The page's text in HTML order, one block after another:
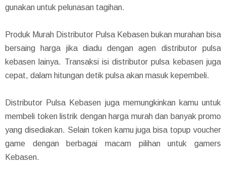
gunakan untuk pelunasan tagihan.
Produk Murah Distributor Pulsa Kebasen bukan murahan bisa
bersaing harga jika diadu dengan agen distributor pulsa
kebasen lainya. Transaksi isi distributor pulsa kebasen juga
cepat, dalam hitungan detik pulsa akan masuk kepembeli.
Distributor Pulsa Kebasen juga memungkinkan kamu untuk
membeli token listrik dengan harga murah dan banyak promo
yang disediakan. Selain token kamu juga bisa topup voucher
game dengan berbagai macam pilihan untuk gamers
Kebasen.